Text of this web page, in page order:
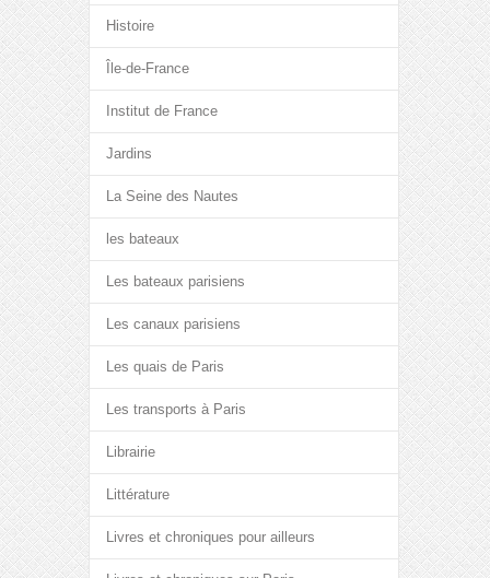
Histoire
Île-de-France
Institut de France
Jardins
La Seine des Nautes
les bateaux
Les bateaux parisiens
Les canaux parisiens
Les quais de Paris
Les transports à Paris
Librairie
Littérature
Livres et chroniques pour ailleurs